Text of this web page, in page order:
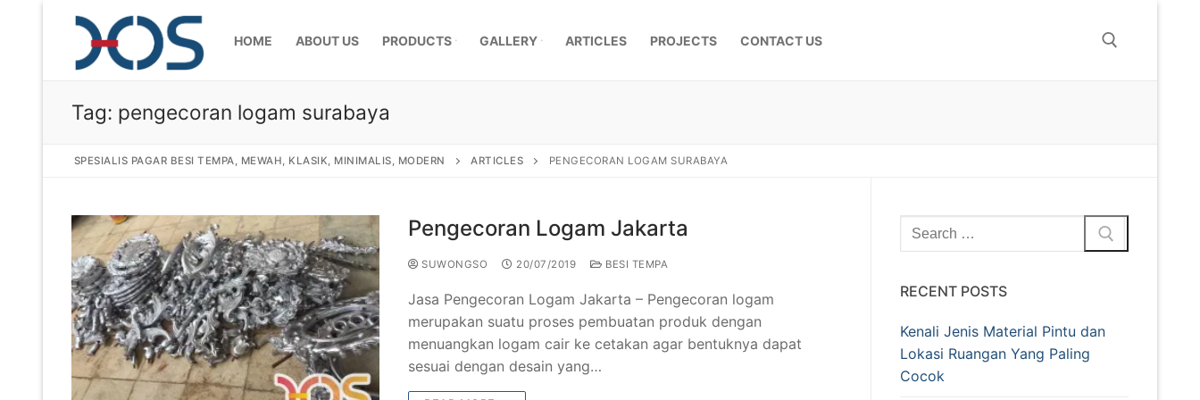
HOME ABOUT US PRODUCTS GALLERY ARTICLES PROJECTS CONTACT US
Home
About Us
Products
Pagar Besi Tempa Klasik
Railing Tangga Besi Tempa
Gallery
Gallery Gambar Pagar Besi Tempa Mewah
Articles
Tag: pengecoran logam surabaya
SPESIALIS PAGAR BESI TEMPA, MEWAH, KLASIK, MINIMALIS, MODERN ARTICLES PENGECORAN LOGAM SURABAYA
Pengecoran Logam Jakarta
SUWONGSO 20/07/2019 BESI TEMPA
​Jasa Pengecoran Logam Jakarta – ​Pengecoran logam
merupakan suatu proses pembuatan produk dengan
menuangkan logam cair ke cetakan agar bentuknya dapat
sesuai dengan desain yang…
RECENT POSTS
Kenali Jenis Material Pintu dan
Lokasi Ruangan Yang Paling
Cocok